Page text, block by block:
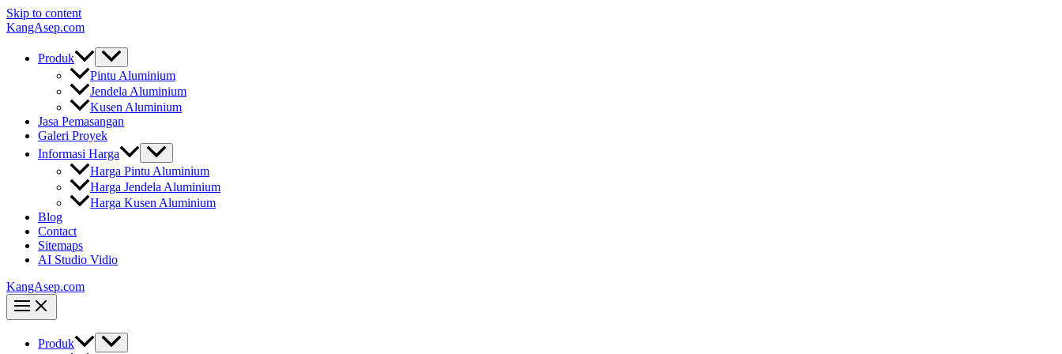
Skip to content
KangAsep.com
Produk
Pintu Aluminium
Jendela Aluminium
Kusen Aluminium
Jasa Pemasangan
Galeri Proyek
Informasi Harga
Harga Pintu Aluminium
Harga Jendela Aluminium
Harga Kusen Aluminium
Blog
Contact
Sitemaps
AI Studio Vidio
KangAsep.com
Produk